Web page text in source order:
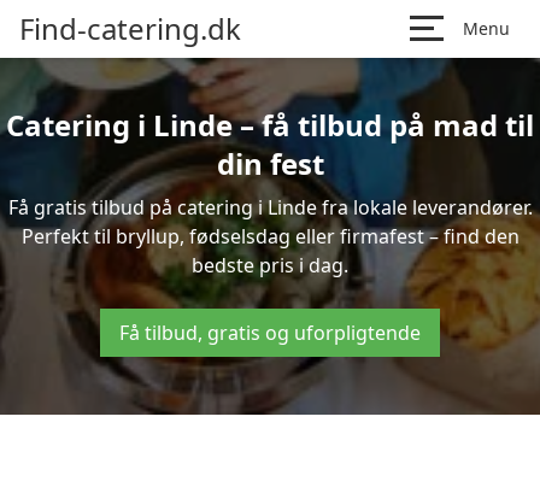
Find-catering.dk Menu
Catering i Linde – få tilbud på mad til
din fest
Få gratis tilbud på catering i Linde fra lokale leverandører.
Perfekt til bryllup, fødselsdag eller firmafest – find den
bedste pris i dag.
Få tilbud, gratis og uforpligtende